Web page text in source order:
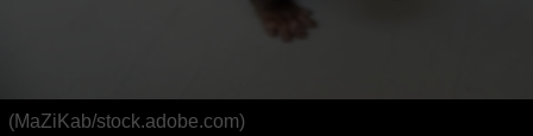
(MaZiKab/stock.adobe.com)